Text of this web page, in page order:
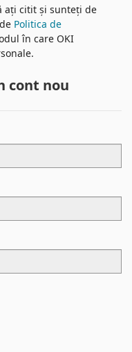
ați citit și sunteți de
Politica de
în care OKI
cont nou